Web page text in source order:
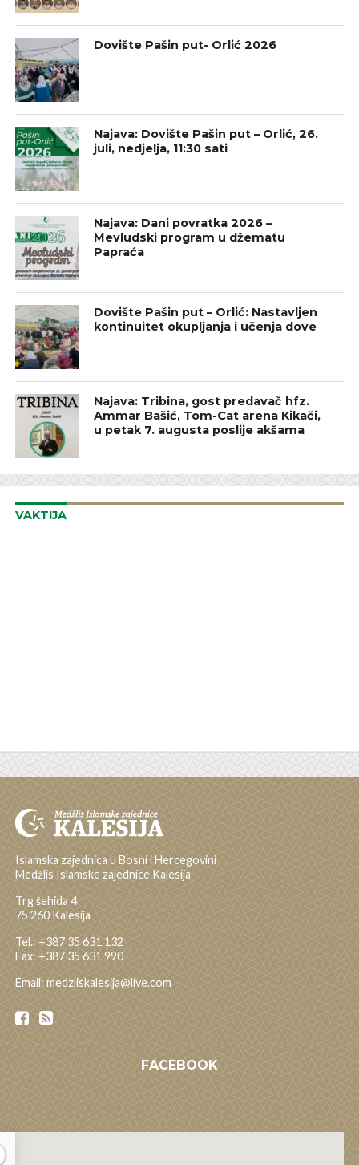
Dovište Pašin put- Orlić 2026
Najava: Dovište Pašin put – Orlić, 26.
juli, nedjelja, 11:30 sati
Najava: Dani povratka 2026 –
Mevludski program u džematu
Papraća
Dovište Pašin put – Orlić: Nastavljen
kontinuitet okupljanja i učenja dove
Najava: Tribina, gost predavač hfz.
Ammar Bašić, Tom-Cat arena Kikači,
u petak 7. augusta poslije akšama
VAKTIJA
Islamska zajednica u Bosni i Hercegovini
Medžlis Islamske zajednice Kalesija
Trg šehida 4
75 260 Kalesija
Tel.: +387 35 631 132
Fax: +387 35 631 990
Email: medzliskalesija@live.com
FACEBOOK